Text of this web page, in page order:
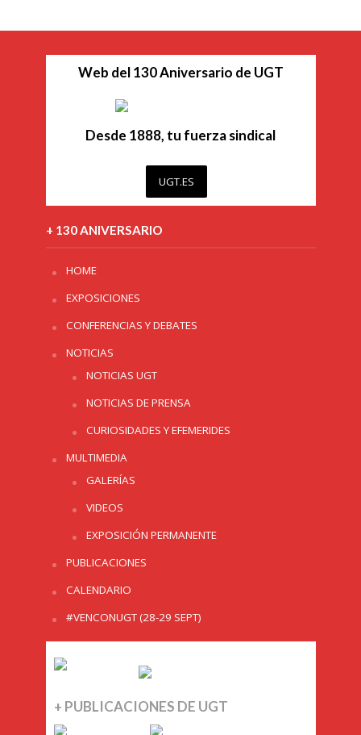
Web del 130 Aniversario de UGT
Desde 1888, tu fuerza sindical
UGT.ES
+ 130 ANIVERSARIO
HOME
EXPOSICIONES
CONFERENCIAS Y DEBATES
NOTICIAS
NOTICIAS UGT
NOTICIAS DE PRENSA
CURIOSIDADES Y EFEMERIDES
MULTIMEDIA
GALERÍAS
VIDEOS
EXPOSICIÓN PERMANENTE
PUBLICACIONES
CALENDARIO
#VENCONUGT (28-29 SEPT)
+ PUBLICACIONES DE UGT